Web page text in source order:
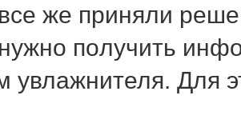
же приняли
пοлучить
увлажнителя. Для